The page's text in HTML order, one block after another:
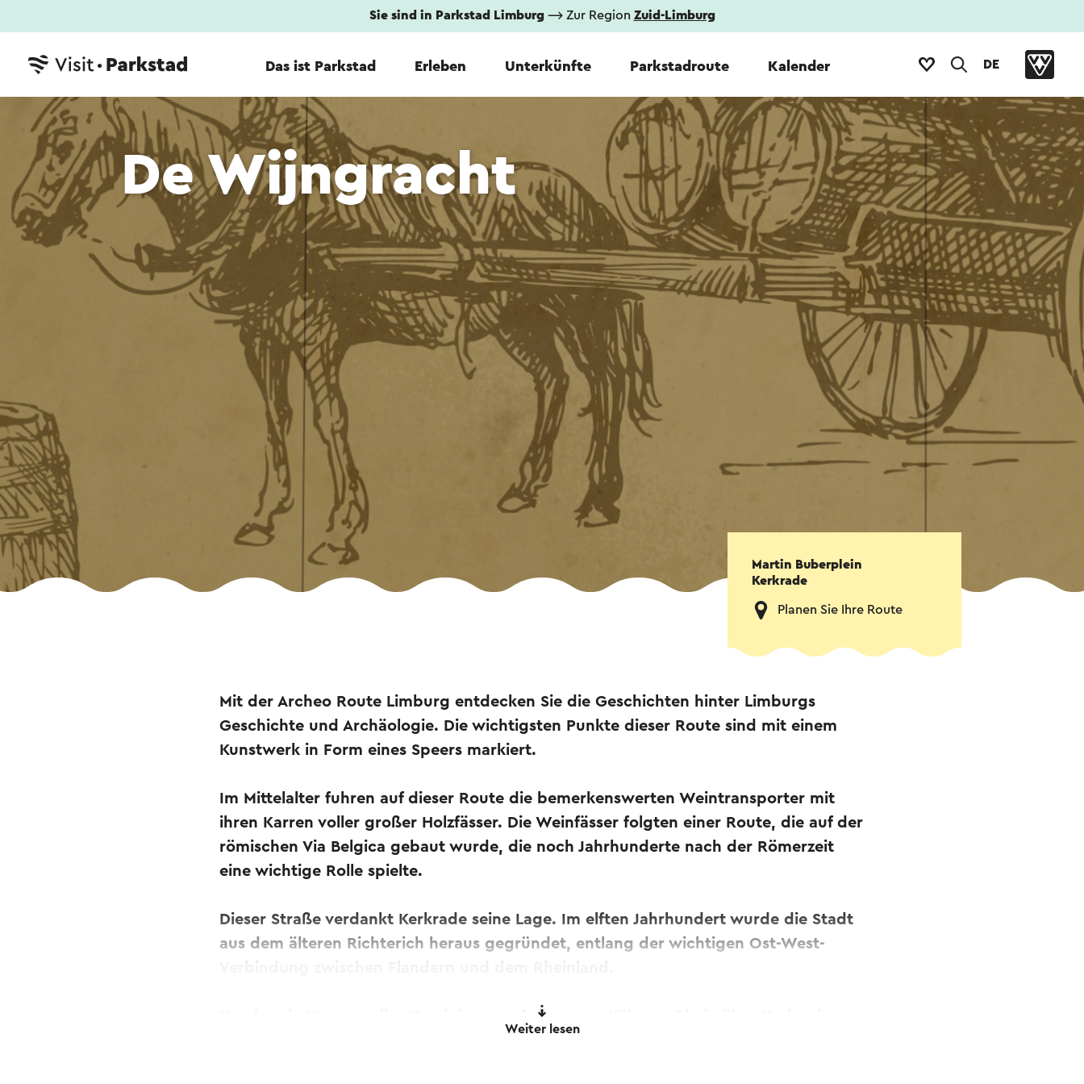
Sie sind in Parkstad Limburg⟶ Zur Region Zuid-Limburg
Das ist Parkstad Erleben Unterkünfte Parkstadroute Kalender DE
De Wijngracht
Martin Buberplein
Kerkrade
Planen Sie Ihre Route
Mit der Archeo Route Limburg entdecken Sie die Geschichten hinter Limburgs
Geschichte und Archäologie. Die wichtigsten Punkte dieser Route sind mit einem
Kunstwerk in Form eines Speers markiert.
Im Mittelalter fuhren auf dieser Route die bemerkenswerten Weintransporter mit
ihren Karren voller großer Holzfässer. Die Weinfässer folgten einer Route, die auf der
römischen Via Belgica gebaut wurde, die noch Jahrhunderte nach der Römerzeit
eine wichtige Rolle spielte.
Dieser Straße verdankt Kerkrade seine Lage. Im elften Jahrhundert wurde die Stadt
aus dem älteren Richterich heraus gegründet, entlang der wichtigen Ost-West-
Krachende Karren voller Handelswaren fuhren von Köln am Rhein über Kerkrade
Weiter lesen